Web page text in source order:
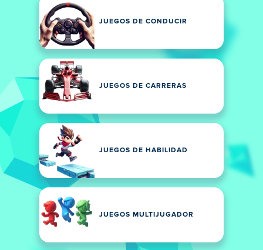
JUEGOS DE CONDUCIR
JUEGOS DE CARRERAS
JUEGOS DE HABILIDAD
JUEGOS MULTIJUGADOR